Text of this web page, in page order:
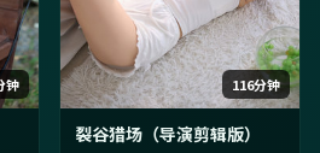
钟 116分钟
裂谷猎场（导演剪辑版）